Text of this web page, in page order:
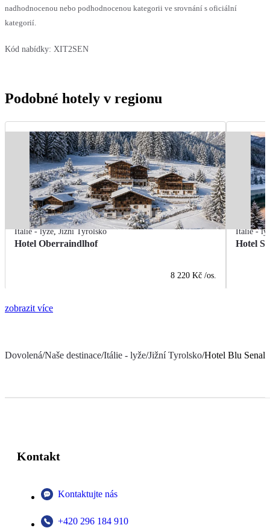
nadhodnocenou nebo podhodnocenou kategorii ve srovnání s oficiální
kategorií.
Kód nabídky: XIT2SEN
Podobné hotely v regionu
Itálie - lyže,Jižní Tyrolsko
Hotel Oberraindlhof
8 220 Kč /os.
Itálie -
Hotel
zobrazit více
Dovolená/Naše destinace/Itálie - lyže/Jižní Tyrolsko/Hotel Blu
Kontakt
Kontaktujte nás
+420 296 184 910